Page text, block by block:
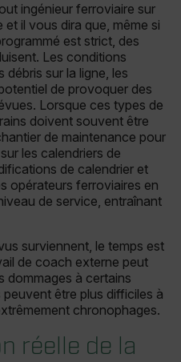
ingénieur ferroviaire sur
il vous dira que, même si
est strict, des
Les conditions
sur la ligne, les
de provoquer des
Lorsque ces types de
doivent souvent être
de maintenance pour
les calendriers de
de calendrier et
opérateurs ferroviaires en
de service, entraînant
surviennent, le temps est
de coach externe peut
dommages à certains
être plus difficiles à
chronophages.
réelle de la